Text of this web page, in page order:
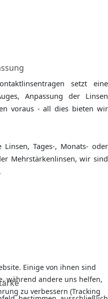
setzt eine
Anpassung der Linsen
voraus - all dies bieten wir
Tages-, Monats- oder
Mehrstärkenlinsen, wir sind
Einige von ihnen sind
während andere uns helfen,
zu verbessern (Tracking